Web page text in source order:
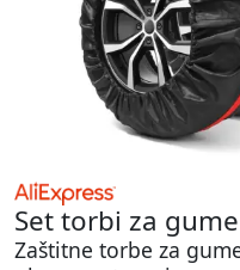
Set torbi za gume
Zaštitne torbe za